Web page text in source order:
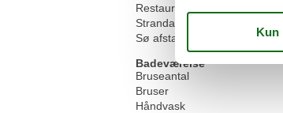
Restaurant afstand
Strandafstand
Sø afstand
Badeværelse
Bruseantal
Bruser
Håndvask